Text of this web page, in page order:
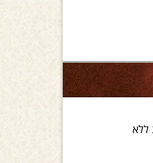
ללא